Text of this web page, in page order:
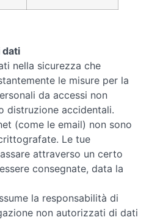
dati
nella sicurezza che
le misure per la
da accessi non
distruzione accidentali.
(come le email) non sono
Le tue
attraverso un certo
consegnate, data la
la responsabilità di
non autorizzati di dati